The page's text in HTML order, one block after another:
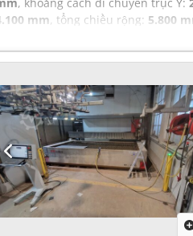
mm, tổng chiều rộng: 5.800